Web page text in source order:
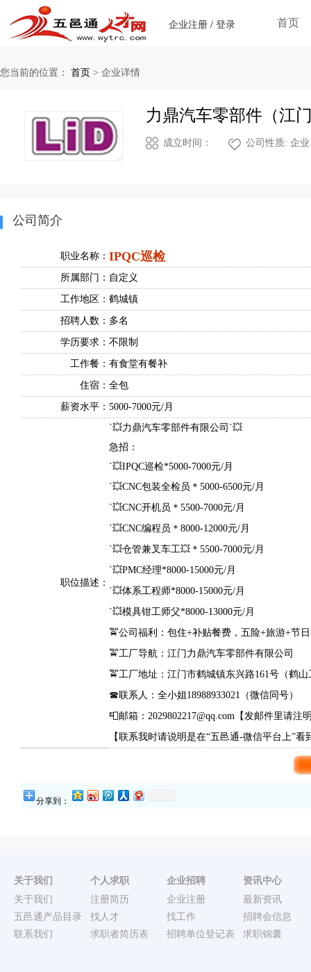
企业注册 / 登录 首页
您当前的位置： 首页 > 企业详情
力鼎汽车零部件（江
成立时间： 公司性质: 企业
公司简介
职业名称： IPQC巡检
所属部门： 自定义
工作地区： 鹤城镇
招聘人数： 多名
学历要求： 不限制
工作餐： 有食堂有餐补
住宿： 全包
薪资水平： 5000-7000元/月
职位描述：
`💥力鼎汽车零部件有限公司`💥
急招：
`💥IPQC巡检*5000-7000元/月
`💥CNC包装全检员＊5000-6500元/月
`💥CNC开机员＊5500-7000元/月
`💥CNC编程员＊8000-12000元/月
`💥仓管兼叉车工💥＊5500-7000元/月
`💥PMC经理*8000-15000元/月
`💥体系工程师*8000-15000元/月
`💥模具钳工师父*8000-13000元/月
🚖公司福利：包住+补贴餐费，五险+旅游+节
🚖工厂导航：江门力鼎汽车零部件有限公司
🚖工厂地址：江门市鹤城镇东兴路161号（鹤
☎联系人：全小姐18988933021（微信同号）
📮邮箱：2029802217@qq.com【发邮件里请注
【联系我时请说明是在“五邑通-微信平台上”
分享到：
关于我们
关于我们
五邑通产品目录
联系我们
个人求职
注册简历
找人才
求职者简历表
企业招聘
企业注册
找工作
招聘单位登记表
资讯中心
最新资讯
招聘会信息
求职锦囊